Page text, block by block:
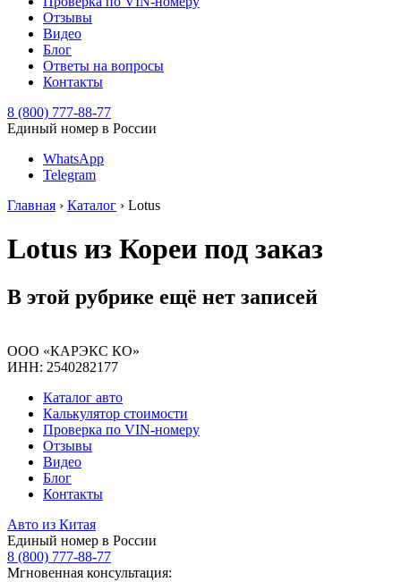
Отзывы
Видео
Блог
Ответы на вопросы
Контакты
8 (800) 777-88-77
Единый номер в России
WhatsApp
Telegram
Главная › Каталог › Lotus
Lotus из Кореи под заказ
В этой рубрике ещё нет записей
ООО «КАРЭКС КО»
ИНН: 2540282177
Каталог авто
Калькулятор стоимости
Проверка по VIN-номеру
Отзывы
Видео
Блог
Контакты
Авто из Китая
Единый номер в России
8 (800) 777-88-77
Мгновенная консультация: